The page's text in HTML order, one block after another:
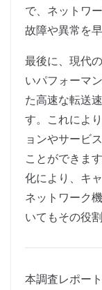
で、ネットワ
故障や異常を
最後に、現代
いパフォーマ
た高速な転送
す。これによ
ョンやサービ
ことができま
化により、キ
ネットワーク
いてもその役
本調査レポー